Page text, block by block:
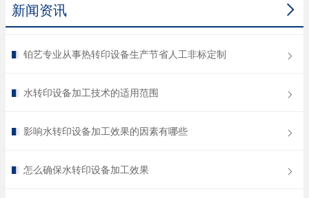

新闻资讯
铂艺专业从事热转印设备生产节省人工非标定制
水转印设备加工技术的适用范围
影响水转印设备加工效果的因素有哪些
怎么确保水转印设备加工效果